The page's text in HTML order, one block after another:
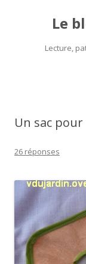
Le
Lecture,
Un sac
26 réponses